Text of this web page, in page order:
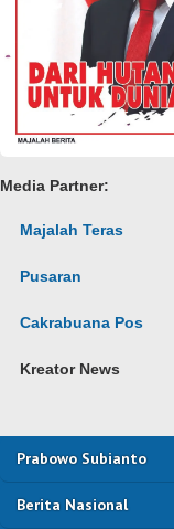
Media Partner:
Majalah Teras
Pusaran
Cakrabuana Pos
Kreator News
Prabowo Subianto
Berita Nasional